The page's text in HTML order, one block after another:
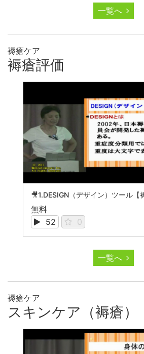
一覧へ
褥瘡ケア
褥瘡評価
🎥1.DESIGN（デザイン）ツール【
無料
52
0
一覧へ
褥瘡ケア
スキンケア（褥瘡）